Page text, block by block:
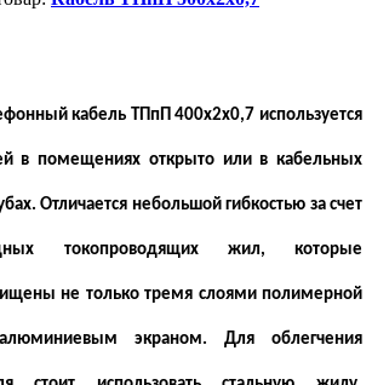
кабель ТПпП 400х2х0,7 используется
в помещениях открыто или в кабельных
Отличается небольшой гибкостью за счет
токопроводящих жил, которые
не только тремя слоями полимерной
экраном. Для облегчения